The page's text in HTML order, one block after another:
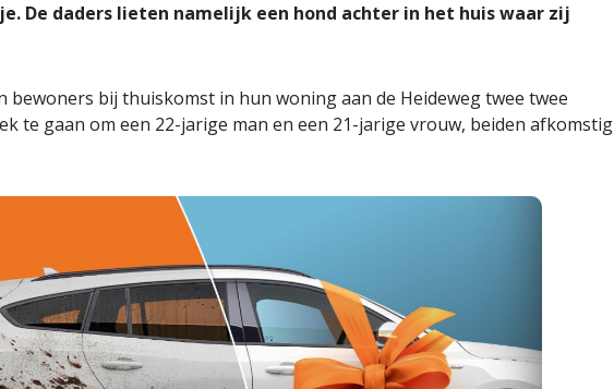
De daders lieten namelijk een hond achter in het huis waar zij
bewoners bij thuiskomst in hun woning aan de Heideweg twee twee
te gaan om een 22-jarige man en een 21-jarige vrouw, beiden afkomstig